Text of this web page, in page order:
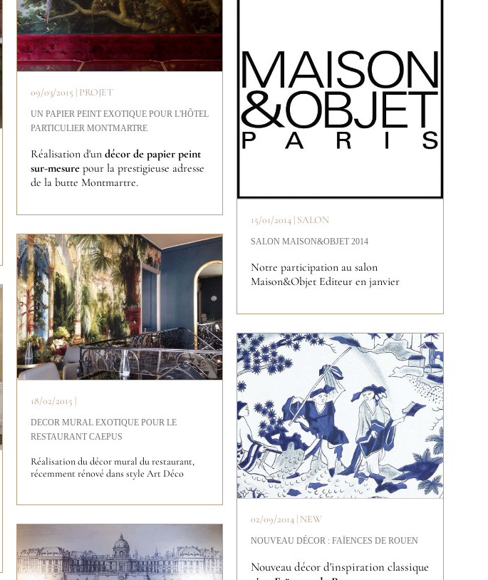
09/03/2015 | PROJET
UN PAPIER PEINT EXOTIQUE POUR L'HÔTEL
PARTICULIER MONTMARTRE
Réalisation d'undécor de papier peint
sur-mesure pour la prestigieuse adresse
de la butte Montmartre.
18/02/2015 |
DECOR MURAL EXOTIQUE POUR LE
RESTAURANT CAEPUS
Réalisation du décor mural du restaurant,
récemment rénové dans style Art Déco
15/01/2014 | SALON
SALON MAISON&OBJET 2014
Notre participation au salon
Maison&Objet Editeur en janvier
02/09/2014 | NEW
NOUVEAU DÉCOR : FAÏENCES DE ROUEN
Nouveau décor d'inspiration classique